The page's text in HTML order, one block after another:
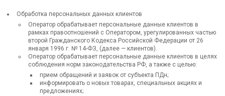
Обработка персональных данных клиентов
Оператор обрабатывает персональные данные клиентов в
рамках правоотношений с Оператором, урегулированных частью
второй Гражданского Кодекса Российской Федерации от 26
января 1996 г. № 14-ФЗ, (далее — клиентов).
Оператор обрабатывает персональные данные клиентов в целях
соблюдения норм законодательства РФ, а также с целью:
прием обращений и заявок от субъекта ПДн;
информировать о новых товарах, специальных акциях и
предложениях;